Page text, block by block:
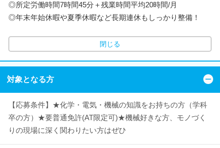
◎所定労働時間7時間45分＋残業時間平均20時間/月
◎年末年始休暇や夏季休暇など長期連休もしっかり整備！
閉じる
対象となる方
【応募条件】★化学・電気・機械の知識をお持ちの方（学科
卒の方）★要普通免許(AT限定可)★機械好きな方、モノづく
りの現場に深く関わりたい方はぜひ